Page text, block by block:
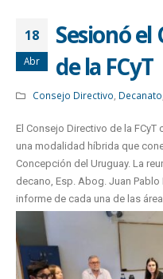
18
Abr
Sesionó
de la FCyT
Consejo Directivo Decanato
El Consejo Directivo de la
una modalidad híbrida que
Concepción del Uruguay. La
decano, Esp. Abog. Juan
informe de cada una de las